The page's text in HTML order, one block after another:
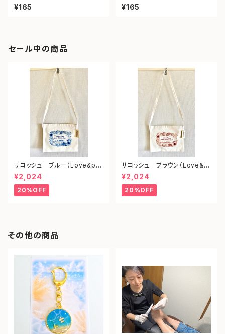
ェイ）
¥165 ツ）
¥165
セール中の商品
サコッシュ ブルー（Love&pe
ace from shonan)
¥2,024
20%OFF
サコッシュ ブラウン（Love&p
eace from shonan)
¥2,024
20%OFF
その他の商品